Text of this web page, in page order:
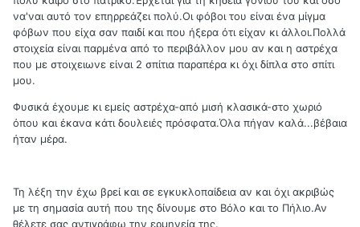
να'ναι αυτό τον επηρρεάζει πολύ.Οι φόβοι του είναι ένα μίγμα
φόβων που είχα σαν παιδί και που ήξερα ότι είχαν κι άλλοι.Πολλά
στοιχεία είναι παρμένα από το περιβάλλον μου αν και η αστρέχα
που με στοιχειωνε είναι 2 σπίτια παραπέρα κι όχι δίπλα στο σπίτι
μου.
Φυσικά έχουμε κι εμείς αστρέχα-από μισή κλασικά-στο χωριό
όπου και έκανα κάτι δουλειές πρόσφατα.Όλα πήγαν καλά...βέβαια
ήταν μέρα.
Τη λέξη την έχω βρεί και σε εγκυκλοπαίδεια αν και όχι ακριβώς
με τη σημασία αυτή που της δίνουμε στο Βόλο και το Πήλιο.Αν
θέλετε σας αντιγράφω την ερμηνεία της.